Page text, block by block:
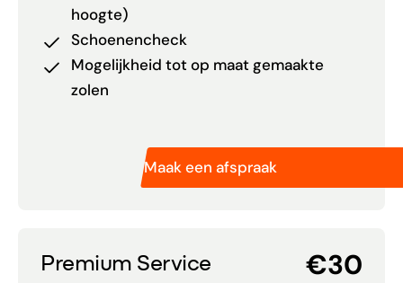
hoogte)
Schoenencheck
Mogelijkheid tot op maat gemaakte
zolen
Maak een afspraak
Premium Service €30